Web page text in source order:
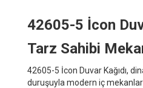
42605-5 İcon
Tarz Sahibi
42605-5 İcon Duvar Kağıdı,
duruşuyla modern iç